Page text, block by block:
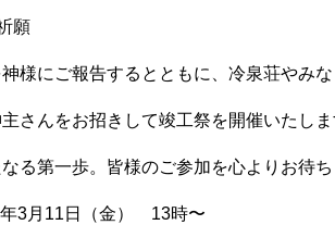
願
様にご報告するとともに、冷泉荘やみ
さんをお招きして竣工祭を開催いたし
る第一歩。皆様のご参加を心よりお待
3月11日（金） 13時〜